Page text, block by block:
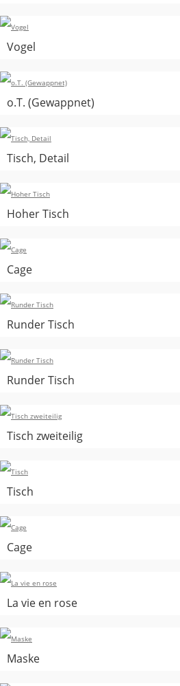
Vogel
o.T. (Gewappnet)
Tisch, Detail
Hoher Tisch
Cage
Runder Tisch
Runder Tisch
Tisch zweiteilig
Tisch
Cage
La vie en rose
Maske